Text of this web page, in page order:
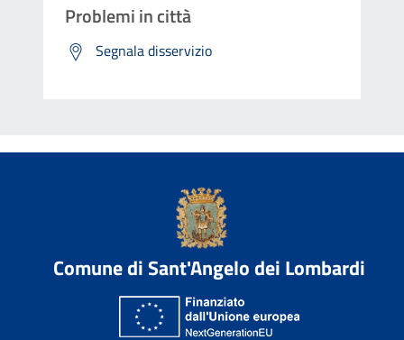
Problemi in città
Segnala disservizio
Comune di Sant'Angelo dei Lombardi